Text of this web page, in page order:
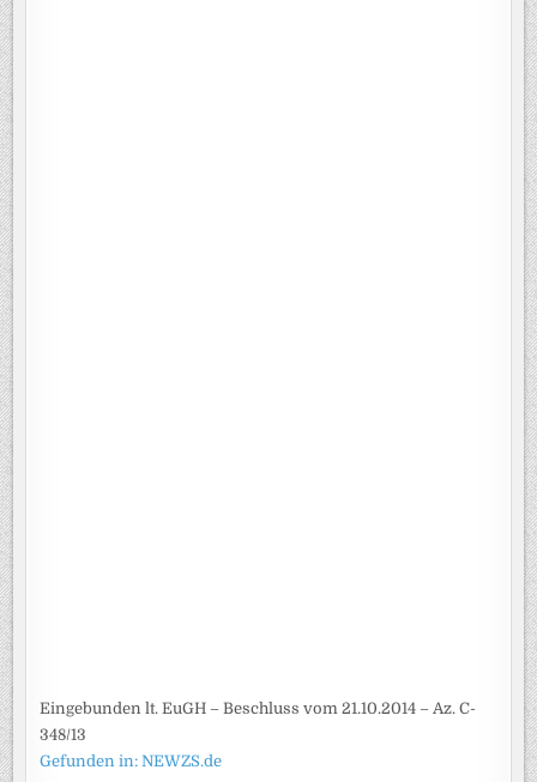
Eingebunden lt. EuGH – Beschluss vom 21.10.2014 – Az. C-
348/13
Gefunden in: NEWZS.de